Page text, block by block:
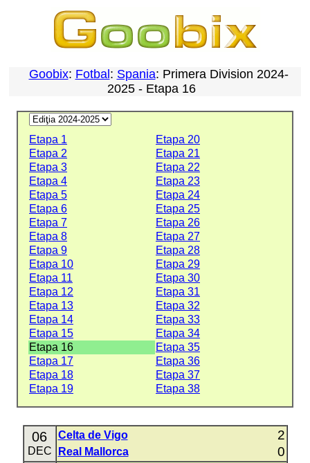
Goobix: Fotbal : Spania: Primera Division 2024-
2025 - Etapa 16
Etapa 1
Etapa 20
Etapa 2
Etapa 21
Etapa 3
Etapa 22
Etapa 4
Etapa 23
Etapa 5
Etapa 24
Etapa 6
Etapa 25
Etapa 7
Etapa 26
Etapa 8
Etapa 27
Etapa 9
Etapa 28
Etapa 10
Etapa 29
Etapa 11
Etapa 30
Etapa 12
Etapa 31
Etapa 13
Etapa 32
Etapa 14
Etapa 33
Etapa 15
Etapa 34
Etapa 16
Etapa 35
Etapa 17
Etapa 36
Etapa 18
Etapa 37
Etapa 19
Etapa 38
06
DEC
Celta de Vigo 2
Real Mallorca 0